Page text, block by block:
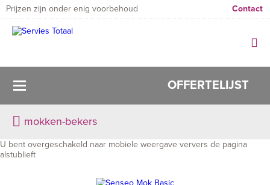
Prijzen zijn onder enig voorbehoud Contact
OFFERTELIJST
mokken-bekers
U bent overgeschakeld naar mobiele weergave ververs de pagina
alstublieft